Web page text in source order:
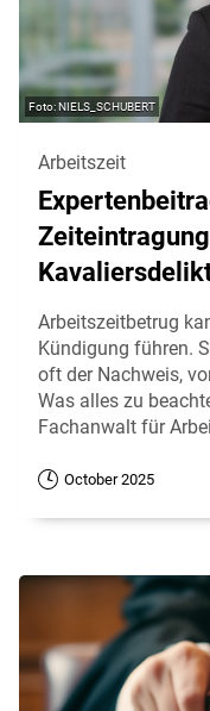
NIELS_SCHUBERT
Arbeitszeit
Arbeitszeitbetrug
Kündigung führen.
oft der Nachweis,
Was alles zu
Fachanwalt für
October 2025